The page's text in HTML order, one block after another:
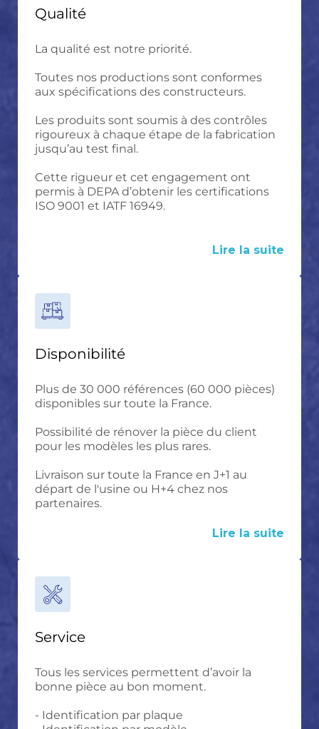
Qualité
La qualité est notre priorité.
Toutes nos productions sont conformes
aux spécifications des constructeurs.
Les produits sont soumis à des contrôles
rigoureux à chaque étape de la fabrication
jusqu’au test final.
Cette rigueur et cet engagement ont
permis à DEPA d’obtenir les certifications
ISO 9001 et IATF 16949.
Lire la suite
Disponibilité
Plus de 30 000 références (60 000 pièces)
disponibles sur toute la France.
Possibilité de rénover la pièce du client
pour les modèles les plus rares.
Livraison sur toute la France en J+1 au
départ de l'usine ou H+4 chez nos
partenaires.
Lire la suite
Service
Tous les services permettent d’avoir la
bonne pièce au bon moment.
- Identification par plaque